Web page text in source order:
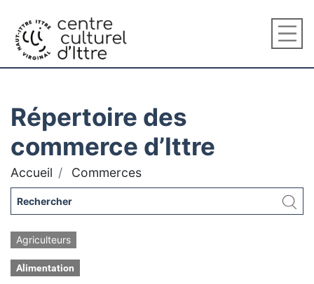
Répertoire des
commerce d’Ittre
Accueil Commerces
Agriculteurs
Alimentation